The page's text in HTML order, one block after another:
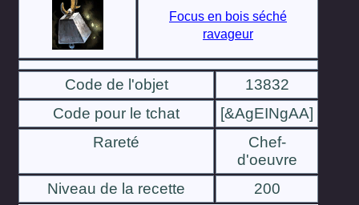
Focus en bois séché
ravageur
Code de l'objet
13832
Code pour le tchat
[&AgEINgAA]
Rareté
Chef-
d'oeuvre
Niveau de la recette
200